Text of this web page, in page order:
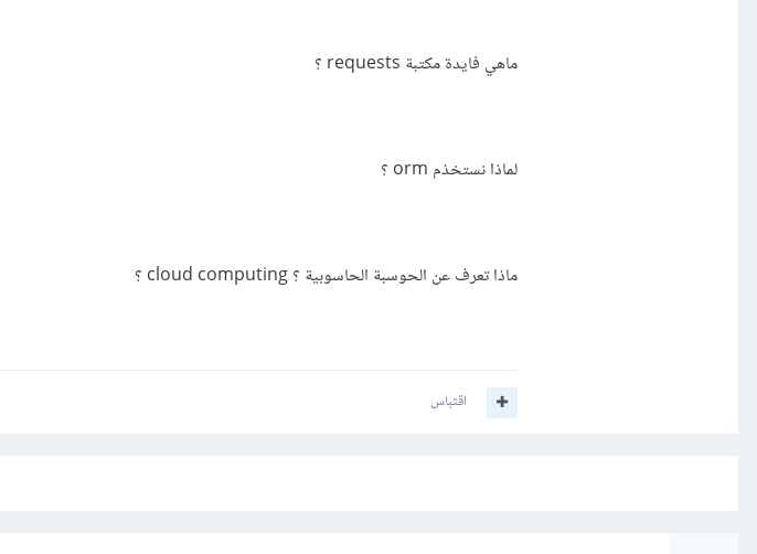
ماهي فايدة مكتبة requests ؟
لماذا نستخذم orm ؟
ماذا تعرف عن الحوسبة الحاسوبية ؟ cloud computing ؟
اقتباس